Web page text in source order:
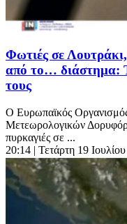
Φωτιές σε
από το… διάστημα:
τους
Ο Ευρωπαϊκός
Μετεωρολογικών
πυρκαγιές σε ...
20:14 | Τετάρτη 19